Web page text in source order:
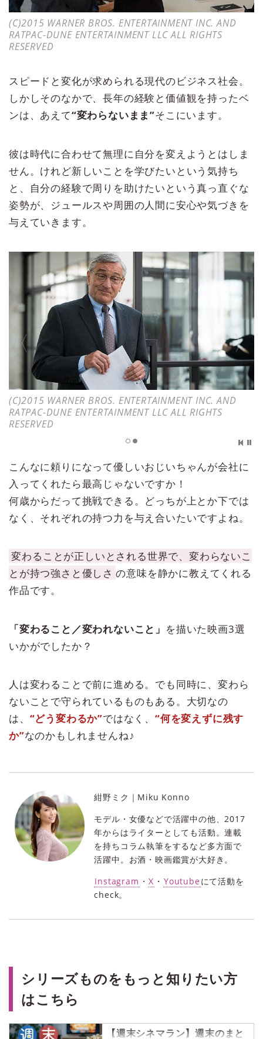
(C)2015 WARNER BROS. ENTERTAINMENT INC. AND
RATPAC-DUNE ENTERTAINMENT LLC ALL RIGHTS
RESERVED
スピードと変化が求められる現代のビジネス社会。
しかしそのなかで、長年の経験と価値観を持ったベ
ンは、あえて“変わらないまま”そこにいます。
彼は時代に合わせて無理に自分を変えようとはしま
せん。けれど新しいことを学びたいという気持ち
と、自分の経験で周りを助けたいという真っ直ぐな
姿勢が、ジュールスや周囲の人間に安心や気づきを
与えていきます。
(C)2015 WARNER BROS. ENTERTAINMENT INC. AND
RATPAC-DUNE ENTERTAINMENT LLC ALL RIGHTS
RESERVED
こんなに頼りになって優しいおじいちゃんが会社に
入ってくれたら最高じゃないですか！
何歳からだって挑戦できる。どっちが上とか下では
なく、それぞれの持つ力を与え合いたいですよね。
変わることが正しいとされる世界で、変わらないこ
とが持つ強さと優しさ の意味を静かに教えてくれる
作品です。
「変わること／変われないこと」 を描いた映画3選
いかがでしたか？
人は変わることで前に進める。でも同時に、変わら
ないことで守られているものもある。大切なの
は、 “どう変わるか”ではなく、“何を変えずに残す
か”なのかもしれませんね♪
紺野ミク｜Miku Konno
モデル・女優などで活躍中の他、2017
年からはライターとしても活動。連載
を持ちコラム執筆をするなど多方面で
活躍中。お酒・映画鑑賞が大好き。
Instagram ・ X ・ Youtube にて活動を
check。
シリーズものをもっと知りたい方
はこちら
【週末シネマラン】週末のまと